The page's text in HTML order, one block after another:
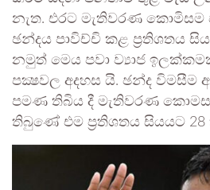
නැත. එරට මැතිවරණ කොමිසම
ඡන්දය පාවිච්චි කළ ප්‍රතිශතය
නමුත් මෙය පවා ව්‍යාජ
පක්‍ෂවල අදහස යි. ඡන්ද විමසීම
පමණ තිබිය දී මැතිවරණ
තිබුණේ එම ප්‍රතිශතය සියයට 28